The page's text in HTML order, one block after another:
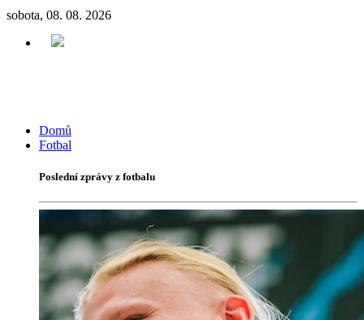
sobota, 08. 08. 2026
Domů
Fotbal
Poslední zprávy z fotbalu